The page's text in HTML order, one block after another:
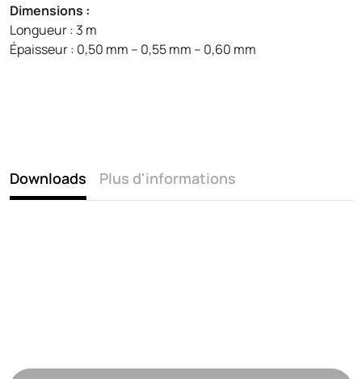
Dimensions :
Longueur : 3 m
Épaisseur : 0,50 mm – 0,55 mm – 0,60 mm
Downloads Plus d'informations